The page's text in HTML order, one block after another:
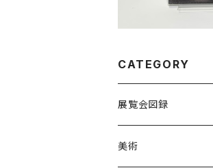
CATEGORY
展覧会図録
国内
美術